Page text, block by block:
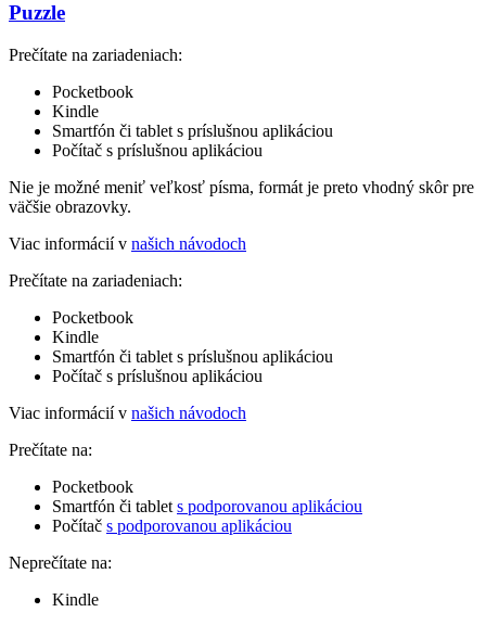
Puzzle
Prečítate na zariadeniach:
Pocketbook
Kindle
Smartfón či tablet s príslušnou aplikáciou
Počítač s príslušnou aplikáciou
Nie je možné meniť veľkosť písma, formát je preto vhodný skôr pre
väčšie obrazovky.
Viac informácií v našich návodoch
Prečítate na zariadeniach:
Pocketbook
Kindle
Smartfón či tablet s príslušnou aplikáciou
Počítač s príslušnou aplikáciou
Viac informácií v našich návodoch
Prečítate na:
Pocketbook
Smartfón či tablet s podporovanou aplikáciou
Počítač s podporovanou aplikáciou
Neprečítate na:
Kindle